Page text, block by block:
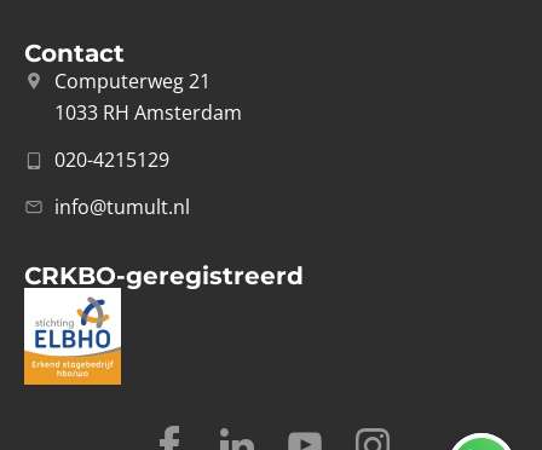
Contact
Computerweg 21
1033 RH Amsterdam
020-4215129
info@tumult.nl
CRKBO-geregistreerd